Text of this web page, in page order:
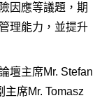
因應等議題，期
理能力，並提升
壇主席Mr. Stefan
席Mr. Tomasz